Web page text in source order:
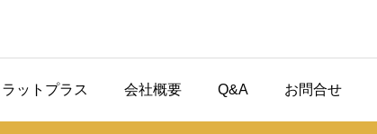
ットプラス 会社概要 Q&A お問合せ